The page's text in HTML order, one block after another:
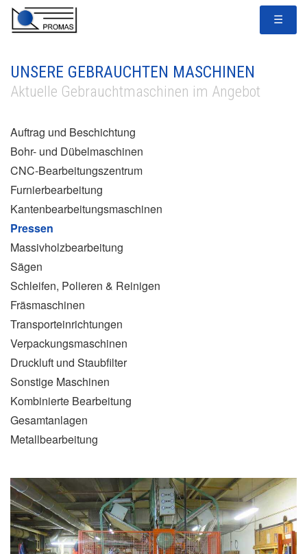
☰
UNSERE GEBRAUCHTEN MASCHINEN
Aktuelle Gebrauchtmaschinen im Angebot
Auftrag und Beschichtung
Bohr- und Dübelmaschinen
CNC-Bearbeitungszentrum
Furnierbearbeitung
Kantenbearbeitungsmaschinen
Pressen
Massivholzbearbeitung
Sägen
Schleifen, Polieren & Reinigen
Fräsmaschinen
Transporteinrichtungen
Verpackungsmaschinen
Druckluft und Staubfilter
Sonstige Maschinen
Kombinierte Bearbeitung
Gesamtanlagen
Metallbearbeitung